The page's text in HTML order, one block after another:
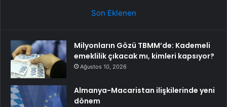
Son Eklenen
Milyonların Gözü TBMM’de: Kademeli
emeklilik çıkacak mı, kimleri kapsıyor?
Ağustos 10, 2026
Almanya-Macaristan ilişkilerinde yeni
dönem